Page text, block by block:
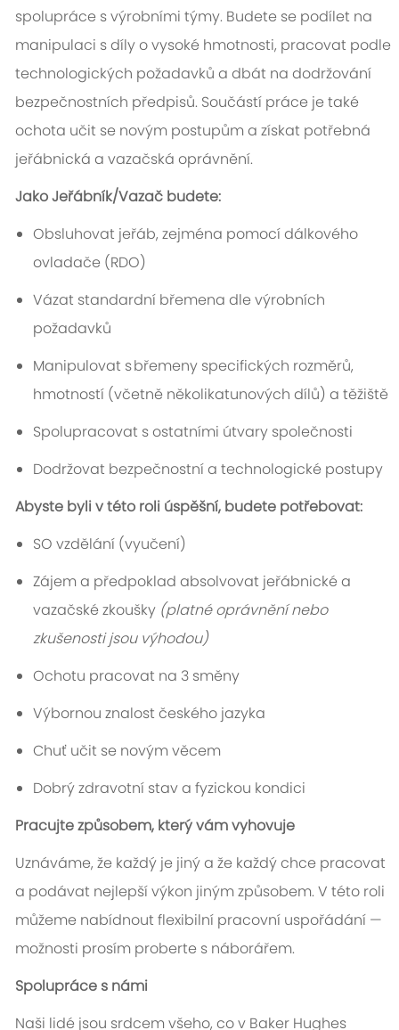
spolupráce s výrobními týmy. Budete se podílet na
manipulaci s díly o vysoké hmotnosti, pracovat podle
technologických požadavků a dbát na dodržování
bezpečnostních předpisů. Součástí práce je také
ochota učit se novým postupům a získat potřebná
jeřábnická a vazačská oprávnění.
Jako Jeřábník/Vazač budete:
Obsluhovat jeřáb, zejména pomocí dálkového
ovladače (RDO)
Vázat standardní břemena dle výrobních
požadavků
Manipulovat s břemeny specifických rozměrů,
hmotností (včetně několikatunových dílů) a těžiště
Spolupracovat s ostatními útvary společnosti
Dodržovat bezpečnostní a technologické postupy
Abyste byli v této roli úspěšní, budete potřebovat:
SO vzdělání (vyučení)
Zájem a předpoklad absolvovat jeřábnické a
vazačské zkoušky (platné oprávnění nebo
zkušenosti jsou výhodou)
Ochotu pracovat na 3 směny
Výbornou znalost českého jazyka
Chuť učit se novým věcem
Dobrý zdravotní stav a fyzickou kondici
Pracujte způsobem, který vám vyhovuje
Uznáváme, že každý je jiný a že každý chce pracovat
a podávat nejlepší výkon jiným způsobem. V této roli
můžeme nabídnout flexibilní pracovní uspořádání —
možnosti prosím proberte s náborářem.
Spolupráce s námi
Naši lidé jsou srdcem všeho, co v Baker Hughes